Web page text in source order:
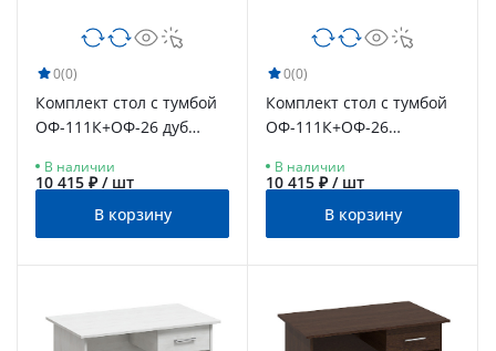
0(0)
Комплект стол с тумбой
ОФ-111К+ОФ-26 дуб
В наличии
10 415 ₽ / шт
В корзину
0(0)
Комплект стол с тумбой
ОФ-111К+ОФ-26
В наличии
10 415 ₽ / шт
В корзину